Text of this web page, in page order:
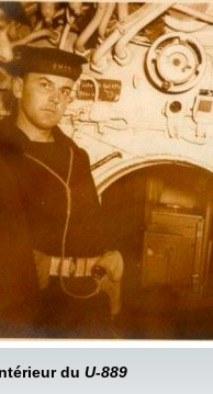
du U-889